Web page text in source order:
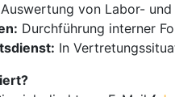
Auswertung von Labor-
Durchführung interner
In